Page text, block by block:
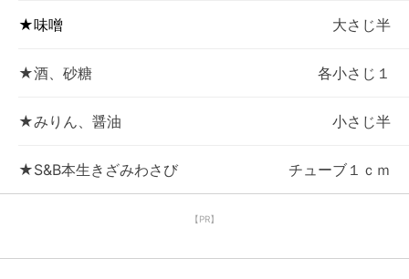
★味噌 大さじ半
★酒、砂糖 各小さじ１
★みりん、醤油 小さじ半
★S&B本生きざみわさび チューブ１ｃｍ
【PR】